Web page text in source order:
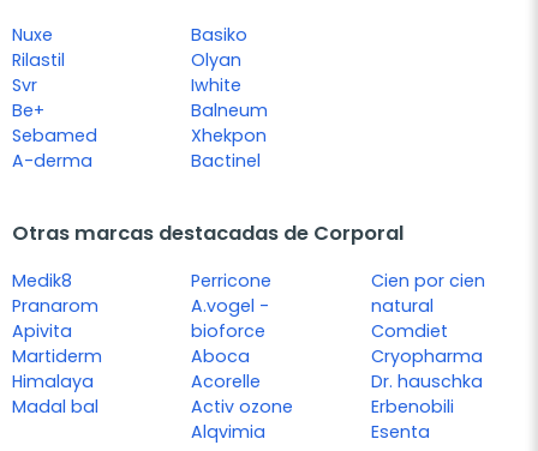
Nuxe
Rilastil
Svr
Be+
Sebamed
A-derma
Basiko
Olyan
Iwhite
Balneum
Xhekpon
Bactinel
Otras marcas destacadas de Corporal
Medik8
Pranarom
Apivita
Martiderm
Himalaya
Madal bal
Perricone
A.vogel -
bioforce
Aboca
Acorelle
Activ ozone
Alqvimia
Cien por cien
natural
Comdiet
Cryopharma
Dr. hauschka
Erbenobili
Esenta